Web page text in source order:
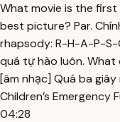
What movie is the
best picture? Par.
rhapsody: R-H-A-P-S-
quá tự hào luôn. What
[âm nhạc] Quá ba
Children’s Emergency
04:28